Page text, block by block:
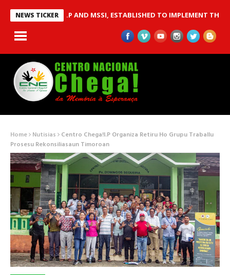
NEWS TICKER
CHEGA!I.P AND MSSI, ESTABLISHED TO IMPLEMENT THE CHEGA!
Home Nutisias Centro Chega!I.P Organiza Retiru Ho Grupu Traballu
Prosesu Rekonsiliasaun Timoroan